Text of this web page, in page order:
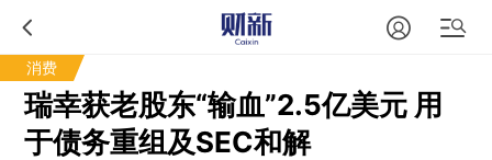
消费
瑞幸获老股东“输血”2.5亿美元 用
于债务重组及SEC和解